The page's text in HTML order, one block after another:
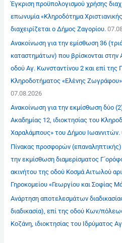
Έγκριση προϋπολογισμού χρήσης
επωνυμία «Κληροδότημα
διαχειρίζεται ο Δήμος Ζαγορίου.
Ανακοίνωση για την εμίσθωση 36
καταστημάτων) που βρίσκονται στην
οδού Αγ. Κωνσταντίνου 2 και επί της
Κληροδοτήματος «Ελένης
07.08.2026
Ανακοίνωση για την εκμίσθωση δύο
Ακαδημίας 12, ιδιοκτησίας του
Χαραλάμπους» του Δήμου Ιωαννιτών.
Πίνακας προσφορών (επαναληπτικής)
την εκμίσθωση διαμερίσματος
ακινήτου της οδού Κοσμά Αιτωλού
Γηροκομείου «Γεωργίου και Σοφίας
Ανάρτηση αποτελεσμάτων
διαδικασία), επί της οδού Κων/
Κοζάνη, ιδιοκτησίας του Ιδρύματος